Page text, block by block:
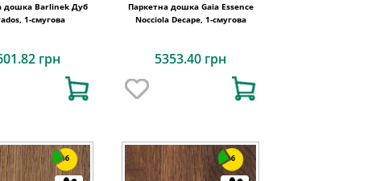
дошка Barlinek Дуб
1-смугова
грн
Паркетна дошка Gaia Essence
Nocciola Decape, 1-смугова
5353.40 грн
6 6